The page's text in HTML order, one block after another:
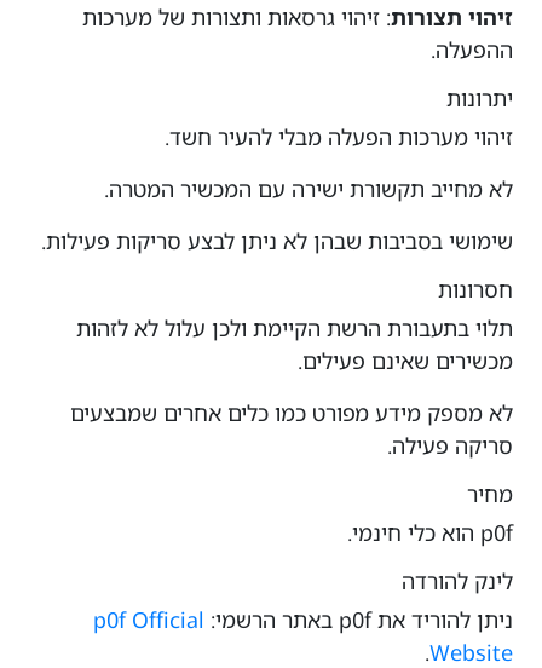
זיהוי תצורות: זיהוי גרסאות ותצורות של מערכות
ההפעלה.
יתרונות
זיהוי מערכות הפעלה מבלי להעיר חשד.
לא מחייב תקשורת ישירה עם המכשיר המטרה.
שימושי בסביבות שבהן לא ניתן לבצע סריקות פעילות.
חסרונות
תלוי בתעבורת הרשת הקיימת ולכן עלול לא לזהות
מכשירים שאינם פעילים.
לא מספק מידע מפורט כמו כלים אחרים שמבצעים
סריקה פעילה.
מחיר
p0f הוא כלי חינמי.
לינק להורדה
ניתן להוריד את p0f באתר הרשמי:
p0f Official
Website
.